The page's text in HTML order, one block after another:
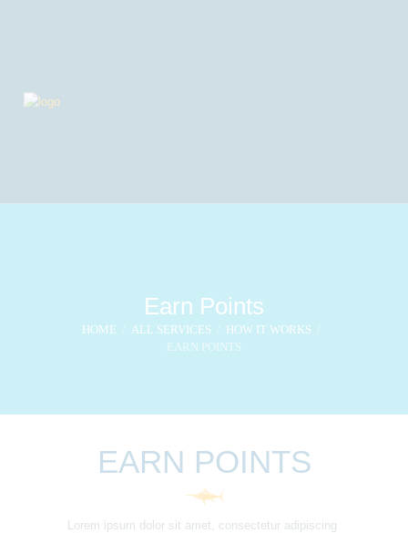
Earn Points
HOME ALL SERVICES
HOW IT WORKS
EARN POINTS
EARN POINTS
Lorem ipsum dolor sit amet, consectetur adipiscing